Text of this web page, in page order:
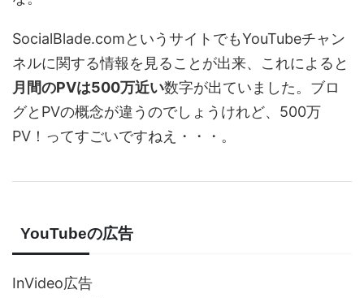
SocialBlade.comというサイトでもYouTubeチャン
ネルに関する情報を見ることが出来、これによると
月間のPVは500万近い数字が出ていました。ブロ
グとPVの概念が違うのでしょうけれど、500万
PV！ってすごいですねえ・・・。
YouTubeの広告
InVideo広告